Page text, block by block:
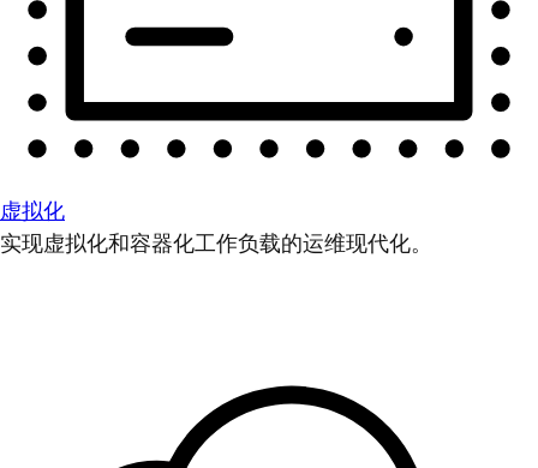
虚拟化
实现虚拟化和容器化工作负载的运维现代化。